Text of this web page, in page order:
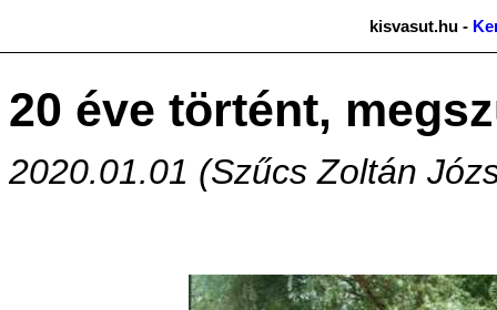
kisvasut.hu -
20 éve történt,
2020.01.01 (Szűcs Zoltán